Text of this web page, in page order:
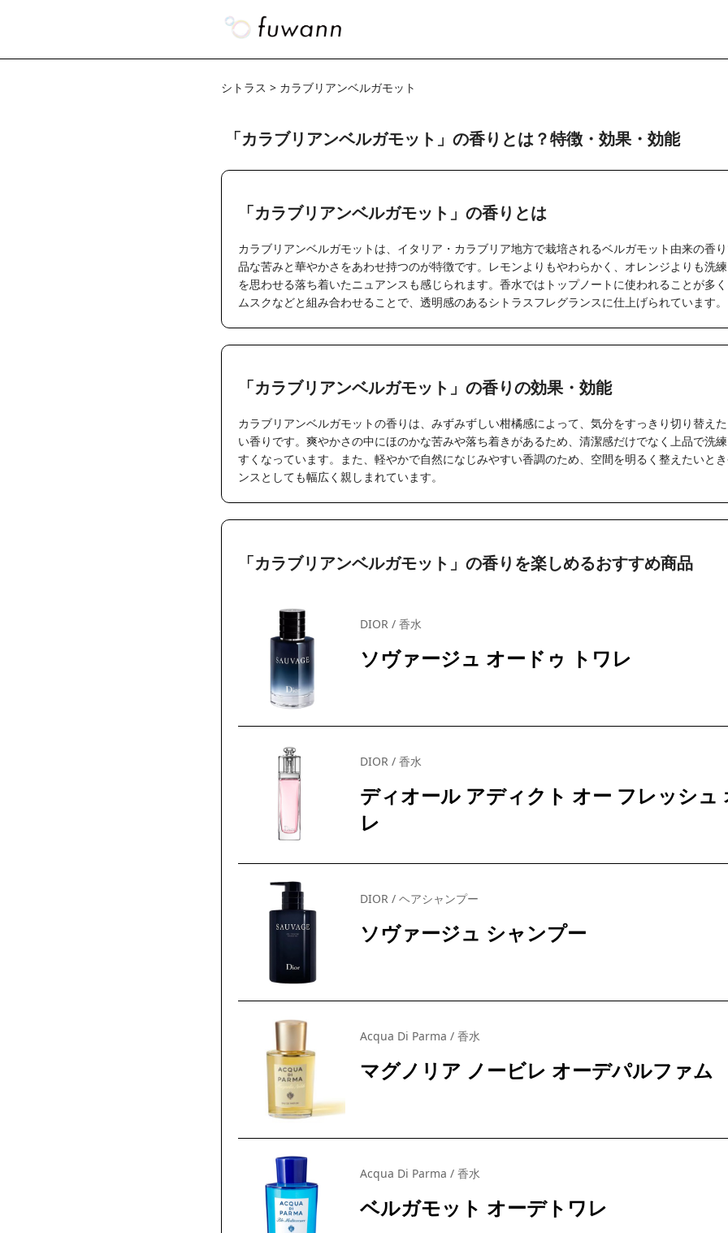
シトラス > カラブリアンベルガモット
「カラブリアンベルガモット」の香りとは？特徴・効果・効能
「カラブリアンベルガモット」の香りとは
カラブリアンベルガモットは、イタリア・カラブリア地方で栽培されるベルガモット由来の香
品な苦みと華やかさをあわせ持つのが特徴です。レモンよりもやわらかく、オレンジよりも洗
を思わせる落ち着いたニュアンスも感じられます。香水ではトップノートに使われることが多
ムスクなどと組み合わせることで、透明感のあるシトラスフレグランスに仕上げられています。
「カラブリアンベルガモット」の香りの効果・効能
カラブリアンベルガモットの香りは、みずみずしい柑橘感によって、気分をすっきり切り替え
い香りです。爽やかさの中にほのかな苦みや落ち着きがあるため、清潔感だけでなく上品で洗
すくなっています。また、軽やかで自然になじみやすい香調のため、空間を明るく整えたいと
ンスとしても幅広く親しまれています。
「カラブリアンベルガモット」の香りを楽しめるおすすめ商品
DIOR / 香水
ソヴァージュ オードゥ トワレ
DIOR / 香水
ディオール アディクト オー フレッシュ
レ
DIOR / ヘアシャンプー
ソヴァージュ シャンプー
Acqua Di Parma / 香水
マグノリア ノービレ オーデパルファム
Acqua Di Parma / 香水
ベルガモット オーデトワレ